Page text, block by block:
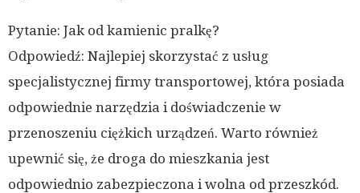
Pytanie: Jak od kamienic pralkę?
Odpowiedź: Najlepiej skorzystać z usług
specjalistycznej firmy transportowej, która posiada
odpowiednie narzędzia i doświadczenie w
przenoszeniu ciężkich urządzeń. Warto również
upewnić się, że droga do mieszkania jest
odpowiednio zabezpieczona i wolna od przeszkód.